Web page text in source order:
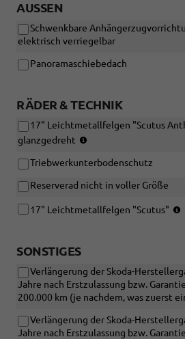
AUSSEN
Schwenkbare
elektrisch verriegelbar
Panoramaschiebedach
RÄDER & TECHNIK
17" Leichtmetallfelgen "Scutus
glanzgedreht
R17
225/55
R17
(4x4)
Triebwerkunterbodenschutz
Reserverad nicht in voller Größe
17" Leichtmetallfelgen "Scutus"
SONSTIGES
Verlängerung der Skoda-
Jahre nach Erstzulassung bzw.
200.000 km (je nachdem, was zuerst
Verlängerung der Skoda-
Jahre nach Erstzulassung bzw.